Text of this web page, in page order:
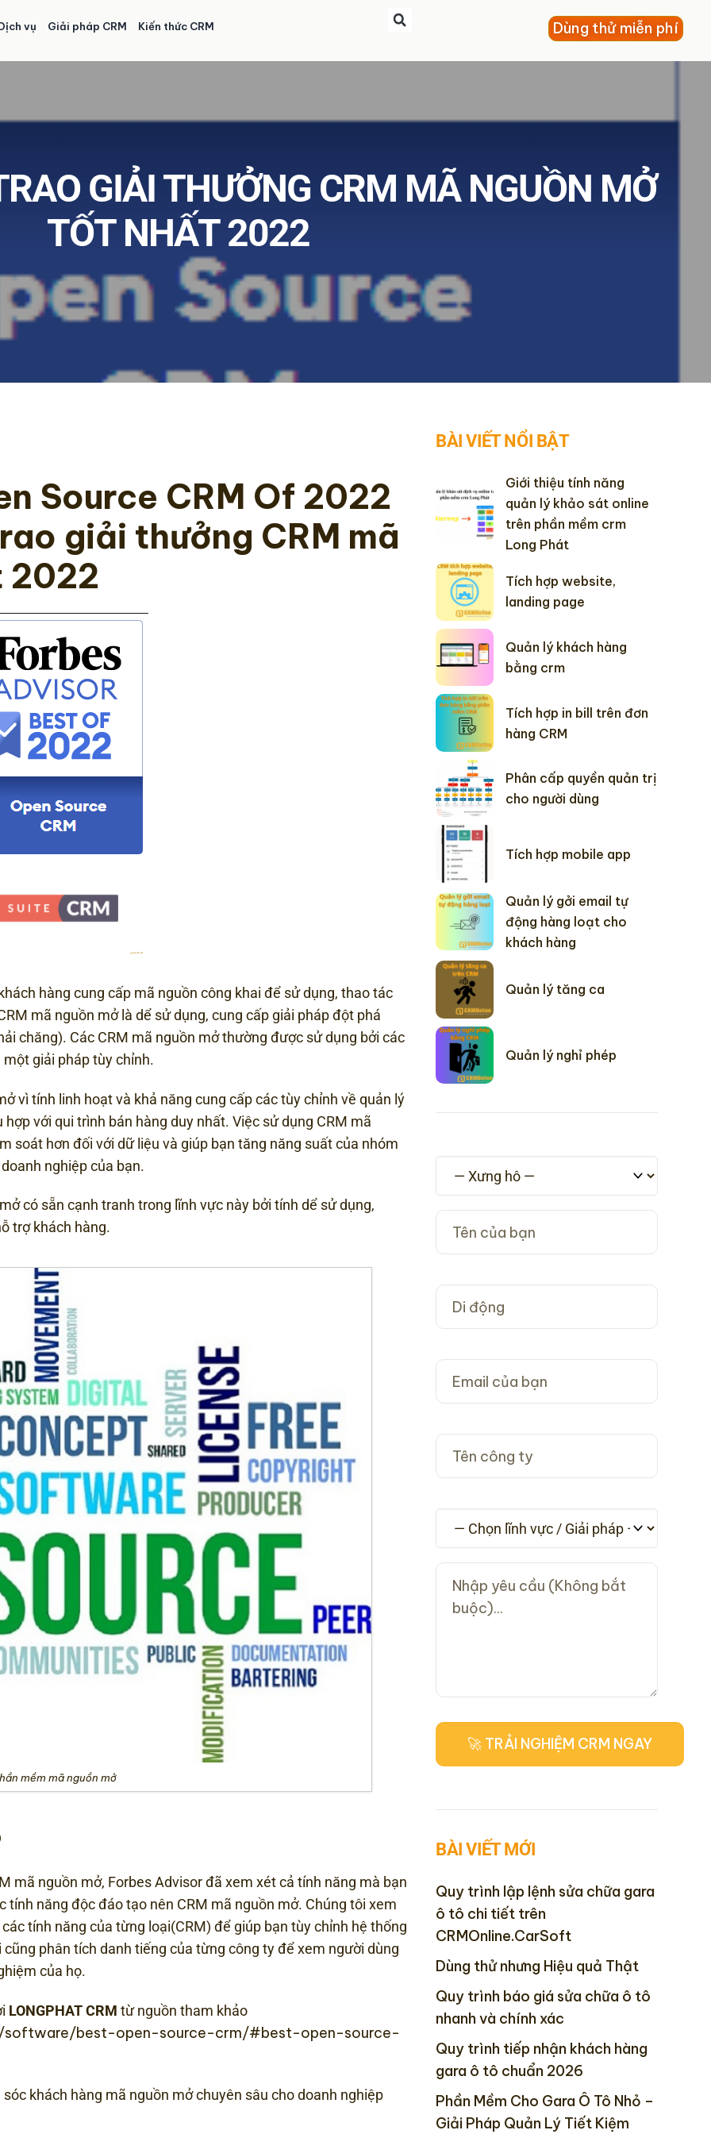
vụ Giải pháp CRM Kiến thức CRM Dùng thử miễn phí
GIẢI THƯỞNG CRM MÃ NGUỒN MỞ
TỐT NHẤT 2022
Source CRM Of 2022
giải thưởng CRM mã
2022
hàng cung cấp mã nguồn công khai để sử dụng, thao tác
mã nguồn mở là dể sử dụng, cung cấp giải pháp đột phá
chăng). Các CRM mã nguồn mở thường được sử dụng bởi các
giải pháp tùy chỉnh.
vì tính linh hoạt và khả năng cung cấp các tùy chỉnh về quản lý
với qui trình bán hàng duy nhất. Việc sử dụng CRM mã
soát hơn đối với dữ liệu và giúp bạn tăng năng suất của nhóm
nghiệp của bạn.
có sẵn cạnh tranh trong lĩnh vực này bởi tính dể sử dụng,
trợ khách hàng.
mềm mã nguồn mở
mã nguồn mở, Forbes Advisor đã xem xét cả tính năng mà bạn
năng độc đáo tạo nên CRM mã nguồn mở. Chúng tôi xem
tính năng của từng loại(CRM) để giúp bạn tùy chỉnh hệ thống
phân tích danh tiếng của từng công ty để xem người dùng
của họ.
LONGPHAT CRM từ nguồn tham khảo
software/best-open-source-crm/#best-open-source-
khách hàng mã nguồn mở chuyên sâu cho doanh nghiệp
BÀI VIẾT NỔI BẬT
Giới thiệu tính năng
quản lý khảo sát online
trên phần mềm crm
Long Phát
Tích hợp website,
landing page
Quản lý khách hàng
bằng crm
Tích hợp in bill trên đơn
hàng CRM
Phân cấp quyền quản trị
cho người dùng
Tích hợp mobile app
Quản lý gởi email tự
động hàng loạt cho
khách hàng
Quản lý tăng ca
Quản lý nghỉ phép
BÀI VIẾT MỚI
Quy trình lập lệnh sửa chữa gara
ô tô chi tiết trên
CRMOnline.CarSoft
Dùng thử nhưng Hiệu quả Thật
Quy trình báo giá sửa chữa ô tô
nhanh và chính xác
Quy trình tiếp nhận khách hàng
gara ô tô chuẩn 2026
Phần Mềm Cho Gara Ô Tô Nhỏ –
Giải Pháp Quản Lý Tiết Kiệm